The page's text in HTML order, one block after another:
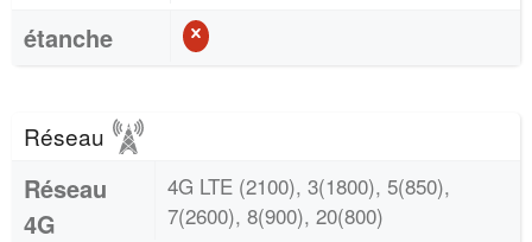
étanche
Réseau
Réseau
4G
4G LTE (2100), 3(1800), 5(850),
7(2600), 8(900), 20(800)